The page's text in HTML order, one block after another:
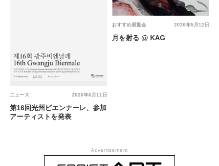
2026年6月11日
ニュース
第16回光州ビエンナーレ、参加
アーティストを発表
2026年5月12日
おすすめ展覧会
月を射る @ KAG
Advertisement